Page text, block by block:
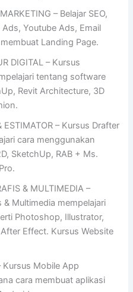
– Belajar SEO,
Youtube Ads, Email
Landing Page.
DIGITAL – Kursus
tentang software
Revit Architecture, 3D
ESTIMATOR – Kursus Drafter
cara menggunakan
SketchUp, RAB + Ms.
& MULTIMEDIA –
& Multimedia mempelajari
Photoshop, Illustrator,
Effect. Kursus Website
Kursus Mobile App
cara membuat aplikasi